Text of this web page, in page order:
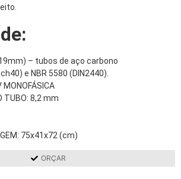
– tubos de aço carbono
e NBR 5580 (DIN2440).
MONOFÁSICA
TUBO: 8,2 mm
75x41x72 (cm)
ORÇAR